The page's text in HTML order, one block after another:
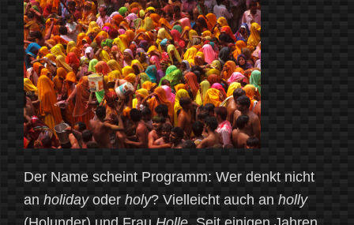
Maschinen“
Der Name scheint Programm: Wer denkt nicht
an holiday oder holy? Vielleicht auch an holly